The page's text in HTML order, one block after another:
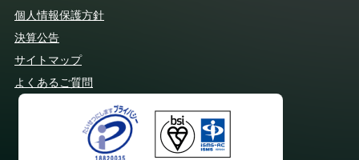
個人情報保護方針
決算公告
サイトマップ
よくあるご質問